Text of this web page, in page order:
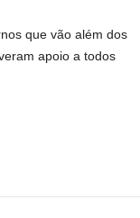
que vão além dos
apoio a todos